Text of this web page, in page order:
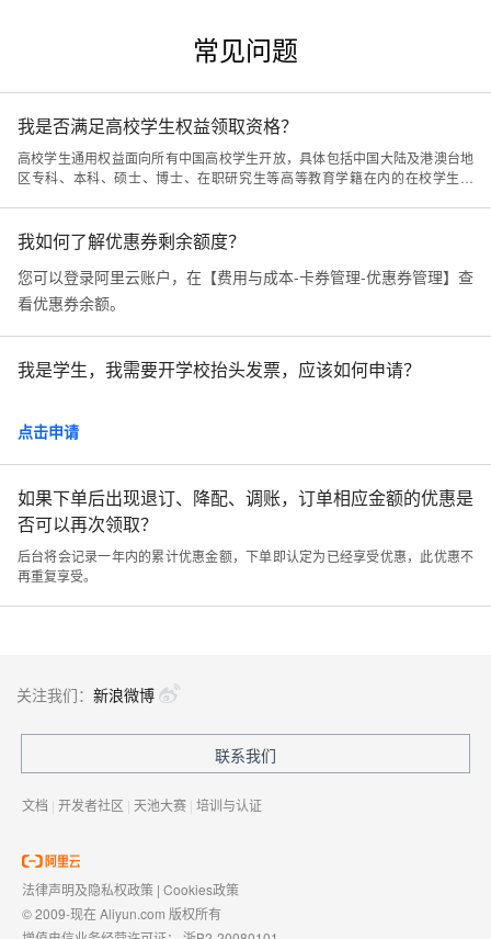
常见问题
我是否满足高校学生权益领取资格？
高校学生通用权益面向所有中国高校学生开放，具体包括中国大陆及港澳台地
区专科、本科、硕士、博士、在职研究生等高等教育学籍在内的在校学生人
我如何了解优惠券剩余额度？
您可以登录阿里云账户，在【费用与成本-卡券管理-优惠券管理】查
看优惠券余额。
我是学生，我需要开学校抬头发票，应该如何申请？
点击申请
如果下单后出现退订、降配、调账，订单相应金额的优惠是
否可以再次领取？
后台将会记录一年内的累计优惠金额，下单即认定为已经享受优惠，此优惠不
再重复享受。
关注我们： 新浪微博
联系我们
文档 | 开发者社区 | 天池大赛 | 培训与认证
法律声明及隐私权政策 | Cookies政策
© 2009-现在 Aliyun.com 版权所有